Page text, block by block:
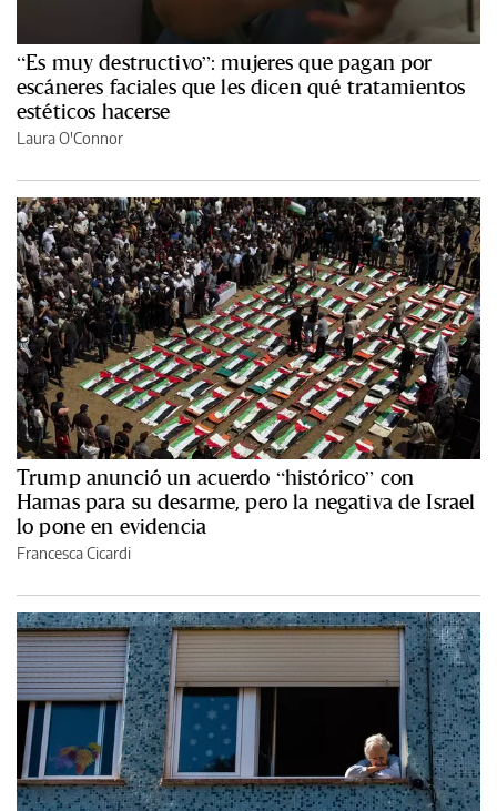
“Es muy destructivo”: mujeres que pagan por
escáneres faciales que les dicen qué tratamientos
estéticos hacerse
Laura O'Connor
Trump anunció un acuerdo “histórico” con
Hamas para su desarme, pero la negativa de Israel
lo pone en evidencia
Francesca Cicardi